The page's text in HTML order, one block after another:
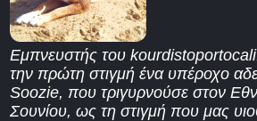
Εμπνευστής του
την πρώτη στιγμή ένα υπέροχο
Soozie, που τριγυρνούσε στον
Σουνίου, ως τη στιγμή που μας